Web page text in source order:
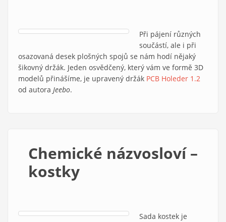
Při pájení různých
součástí, ale i při
osazovaná desek plošných spojů se nám hodí nějaký
šikovný držák. Jeden osvědčený, který vám ve formě 3D
modelů přinášíme, je upravený držák PCB Holeder 1.2
od autora Jeebo.
Chemické názvosloví –
kostky
Sada kostek je